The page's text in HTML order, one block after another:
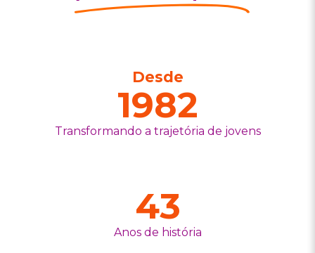
Desde
1982
Transformando a trajetória de jovens
43
Anos de história